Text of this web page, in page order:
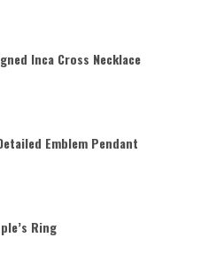
Inca Cross Necklace
Emblem Pendant
Ring